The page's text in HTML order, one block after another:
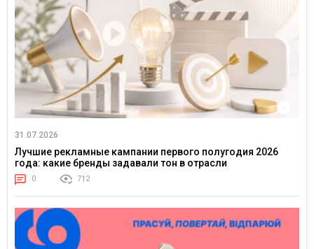
31.07.2026
Лучшие рекламные кампании первого полугодия 2026
года: какие бренды задавали тон в отрасли
0 712